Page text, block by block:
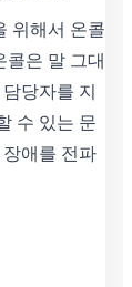
위해서 온콜
콜은 말 그대
당자를 지
수 있는 문
애를 전파